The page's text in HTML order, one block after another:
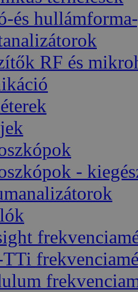
és
RF és
-